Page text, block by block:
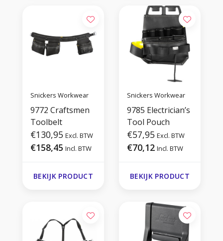
Snickers Workwear
9772 Craftsmen
Toolbelt
€130,95 Excl. BTW
€158,45 Incl. BTW
BEKIJK PRODUCT
Snickers Workwear
9785 Electrician’s
Tool Pouch
€57,95 Excl. BTW
€70,12 Incl. BTW
BEKIJK PRODUCT